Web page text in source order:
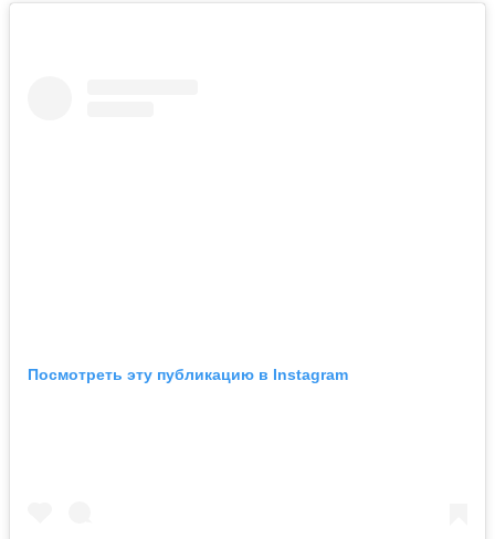
Посмотреть эту публикацию в Instagram